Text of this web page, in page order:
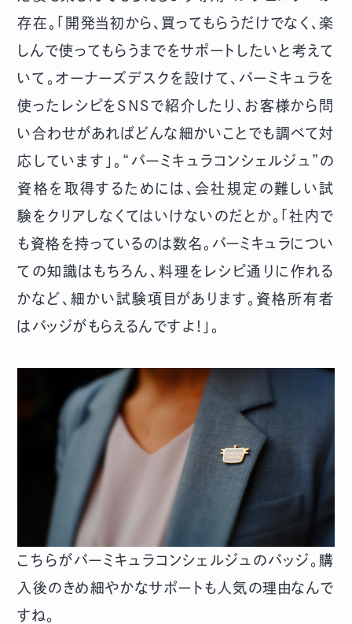
存在。「開発当初から、買ってもらうだけでなく、楽
しんで使ってもらうまでをサポートしたいと考えて
いて。オーナーズデスクを設けて、バーミキュラを
使ったレシピをSNSで紹介したり、お客様から問
い合わせがあればどんな細かいことでも調べて対
応しています」。“バーミキュラコンシェルジュ”の
資格を取得するためには、会社規定の難しい試
験をクリアしなくてはいけないのだとか。「社内で
も資格を持っているのは数名。バーミキュラについ
ての知識はもちろん、料理をレシピ通りに作れる
かなど、細かい試験項目があります。資格所有者
はバッジがもらえるんですよ！」。
こちらがバーミキュラコンシェルジュのバッジ。購
入後のきめ細やかなサポートも人気の理由なんで
すね。